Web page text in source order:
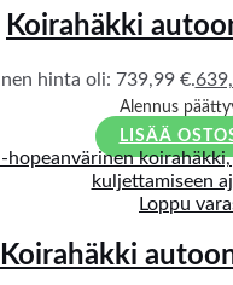
Koirahäkki
hinta oli: 739,99 €.
Alennus
LISÄÄ
Loppu
Koirahäkki